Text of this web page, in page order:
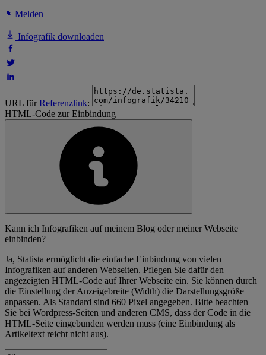
Melden
Infografik downloaden
URL fürReferenzlink:
HTML-Code zur Einbindung
Kann ich Infografiken auf meinem Blog oder meiner Webseite
einbinden?
Ja, Statista ermöglicht die einfache Einbindung von vielen
Infografiken auf anderen Webseiten. Pflegen Sie dafür den
angezeigten HTML-Code auf Ihrer Webseite ein. Sie können durch
die Einstellung der Anzeigebreite (Width) die Darstellungsgröße
anpassen. Als Standard sind 660 Pixel angegeben. Bitte beachten
Sie bei Wordpress-Seiten und anderen CMS, dass der Code in die
HTML-Seite eingebunden werden muss (eine Einbindung als
Artikeltext reicht nicht aus).